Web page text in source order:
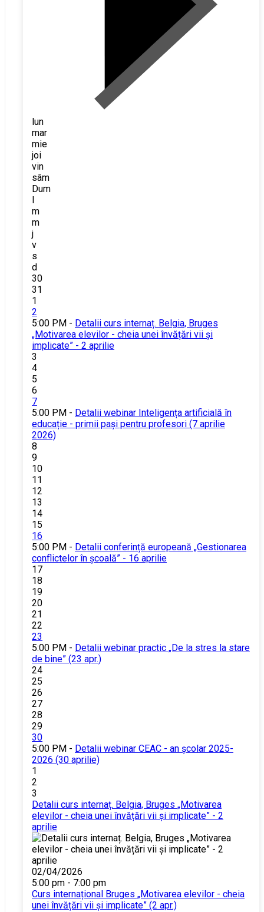
lun
mar
mie
joi
vin
sâm
Dum
l
m
m
j
v
s
d
30
31
1
2
5:00 PM - Detalii curs internaț. Belgia, Bruges
„Motivarea elevilor - cheia unei învățări vii și
implicate” - 2 aprilie
3
4
5
6
7
5:00 PM - Detalii webinar Inteligența artificială în
educație - primii pași pentru profesori (7 aprilie
2026)
8
9
10
11
12
13
14
15
16
5:00 PM - Detalii conferință europeană „Gestionarea
conflictelor în școală” - 16 aprilie
17
18
19
20
21
22
23
5:00 PM - Detalii webinar practic „De la stres la stare
de bine” (23 apr.)
24
25
26
27
28
29
30
5:00 PM - Detalii webinar CEAC - an școlar 2025-
2026 (30 aprilie)
1
2
3
Detalii curs internaț. Belgia, Bruges „Motivarea
elevilor - cheia unei învățări vii și implicate” - 2
aprilie
02/04/2026
5:00 pm - 7:00 pm
Curs internațional Bruges „Motivarea elevilor - cheia
unei învățări vii și implicate” (2 apr.)